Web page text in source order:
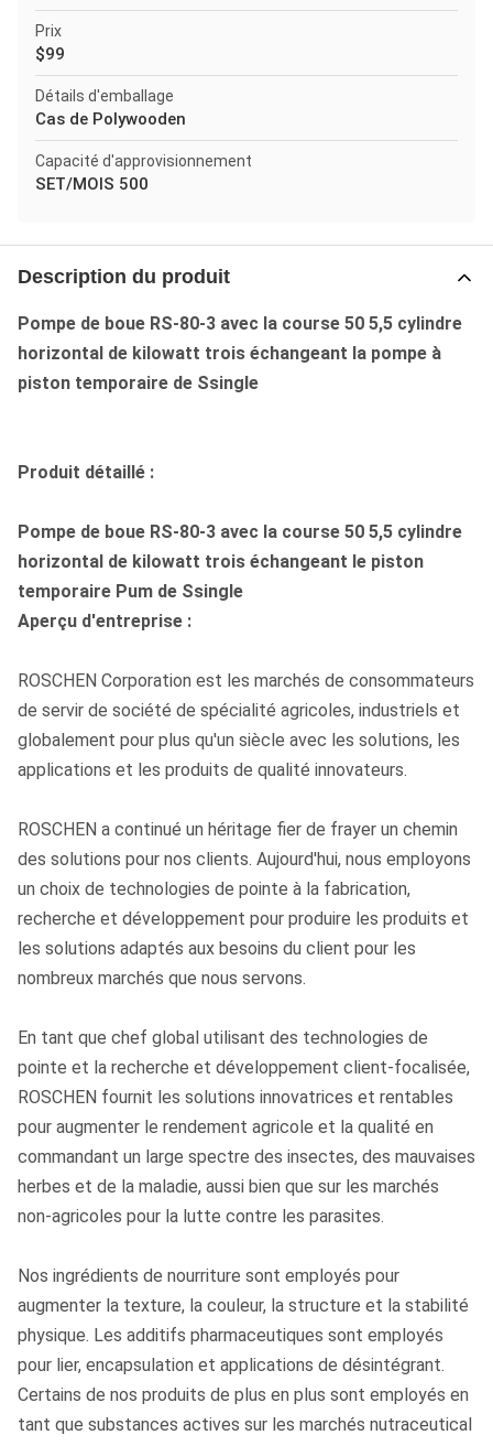
Prix
$99
Détails d'emballage
Cas de Polywooden
Capacité d'approvisionnement
SET/MOIS 500
Description du produit
Pompe de boue RS-80-3 avec la course 50 5,5 cylindre
horizontal de kilowatt trois échangeant la pompe à
piston temporaire de Ssingle
Produit détaillé :
Pompe de boue RS-80-3 avec la course 50 5,5 cylindre
horizontal de kilowatt trois échangeant le piston
temporaire Pum de Ssingle
Aperçu d'entreprise :
ROSCHEN Corporation est les marchés de consommateurs
de servir de société de spécialité agricoles, industriels et
globalement pour plus qu'un siècle avec les solutions, les
applications et les produits de qualité innovateurs.
ROSCHEN a continué un héritage fier de frayer un chemin
des solutions pour nos clients. Aujourd'hui, nous employons
un choix de technologies de pointe à la fabrication,
recherche et développement pour produire les produits et
les solutions adaptés aux besoins du client pour les
nombreux marchés que nous servons.
En tant que chef global utilisant des technologies de
pointe et la recherche et développement client-focalisée,
ROSCHEN fournit les solutions innovatrices et rentables
pour augmenter le rendement agricole et la qualité en
commandant un large spectre des insectes, des mauvaises
herbes et de la maladie, aussi bien que sur les marchés
non-agricoles pour la lutte contre les parasites.
Nos ingrédients de nourriture sont employés pour
augmenter la texture, la couleur, la structure et la stabilité
physique. Les additifs pharmaceutiques sont employés
pour lier, encapsulation et applications de désintégrant.
Certains de nos produits de plus en plus sont employés en
tant que substances actives sur les marchés nutraceutical